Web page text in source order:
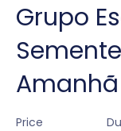
Grupo
Amanhã
Price